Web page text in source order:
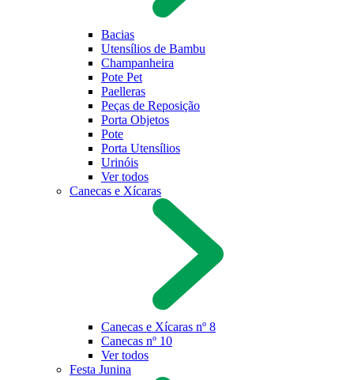
Bacias
Utensílios de Bambu
Champanheira
Pote Pet
Paelleras
Peças de Reposição
Porta Objetos
Pote
Porta Utensílios
Urinóis
Ver todos
Canecas e Xícaras
Canecas e Xícaras nº 8
Canecas nº 10
Ver todos
Festa Junina